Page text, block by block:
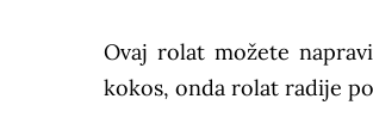
Ovaj rolat možete
kokos, onda rolat radije